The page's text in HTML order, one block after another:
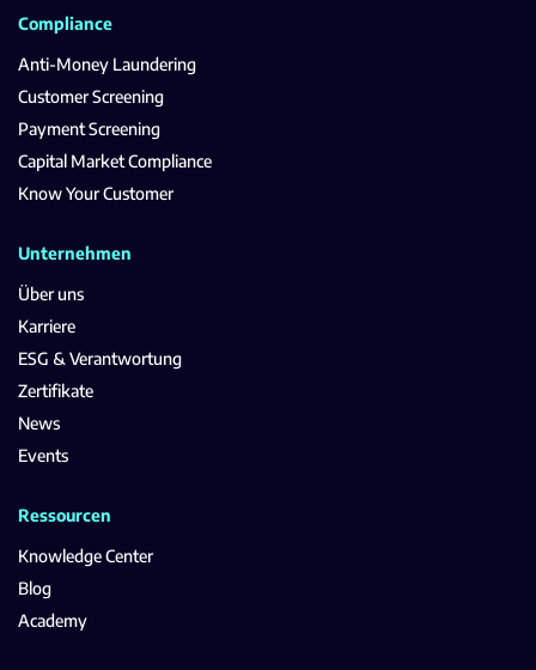
Compliance
Anti-Money Laundering
Customer Screening
Payment Screening
Capital Market Compliance
Know Your Customer
Unternehmen
Über uns
Karriere
ESG & Verantwortung
Zertifikate
News
Events
Ressourcen
Knowledge Center
Blog
Academy